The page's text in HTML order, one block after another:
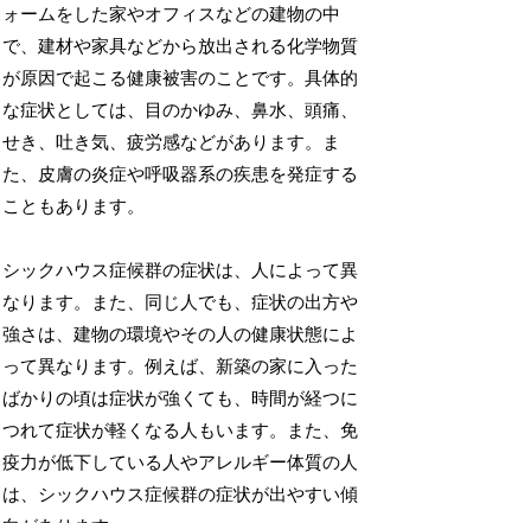
ォームをした家やオフィスなどの建物の中
で、建材や家具などから放出される化学物質
が原因で起こる健康被害のことです。具体的
な症状としては、目のかゆみ、鼻水、頭痛、
せき、吐き気、疲労感などがあります。ま
た、皮膚の炎症や呼吸器系の疾患を発症する
こともあります。
シックハウス症候群の症状は、人によって異
なります。また、同じ人でも、症状の出方や
強さは、建物の環境やその人の健康状態によ
って異なります。例えば、新築の家に入った
ばかりの頃は症状が強くても、時間が経つに
つれて症状が軽くなる人もいます。また、免
疫力が低下している人やアレルギー体質の人
は、シックハウス症候群の症状が出やすい傾